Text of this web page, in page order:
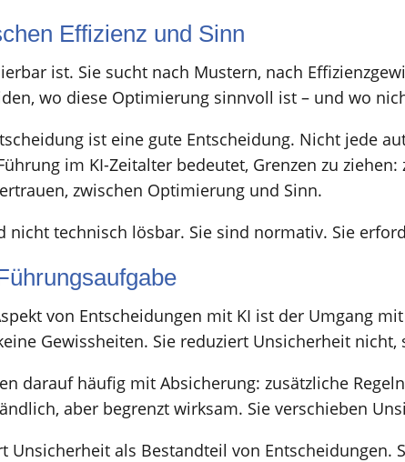
Effizienz und Sinn
ist. Sie sucht nach Mustern, nach
wo diese Optimierung sinnvoll ist – und wo
ist eine gute Entscheidung. Nicht jede
im KI-Zeitalter bedeutet, Grenzen zu
zwischen Optimierung und Sinn.
nicht technisch lösbar. Sie sind normativ. Sie
von Entscheidungen mit KI ist der Umgang
Gewissheiten. Sie reduziert Unsicherheit
darauf häufig mit Absicherung: zusätzliche
aber begrenzt wirksam. Sie verschieben
Unsicherheit als Bestandteil von Entscheidungen.